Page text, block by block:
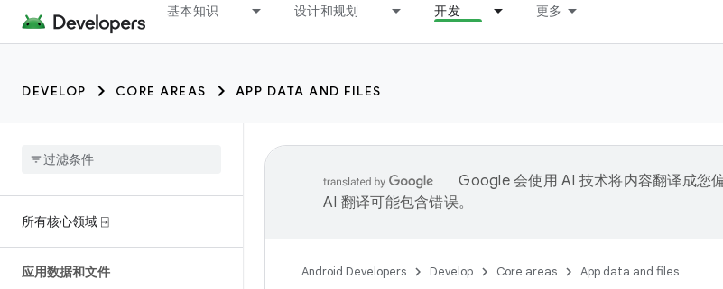
基本知识 设计和规划 开发 更多
DEVELOP CORE AREAS APP DATA AND FILES
所有核心领域 ⍈
应用数据和文件
Google 会使用 AI 技术将内容翻译成您偏
AI 翻译可能包含错误。
Android Developers Develop Core areas App data and files